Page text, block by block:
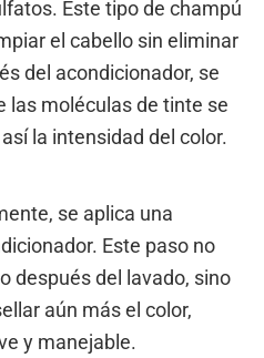
Este tipo de champú
el cabello sin eliminar
del acondicionador, se
las moléculas de tinte se
la intensidad del color.
se aplica una
Este paso no
después del lavado, sino
aún más el color,
y manejable.